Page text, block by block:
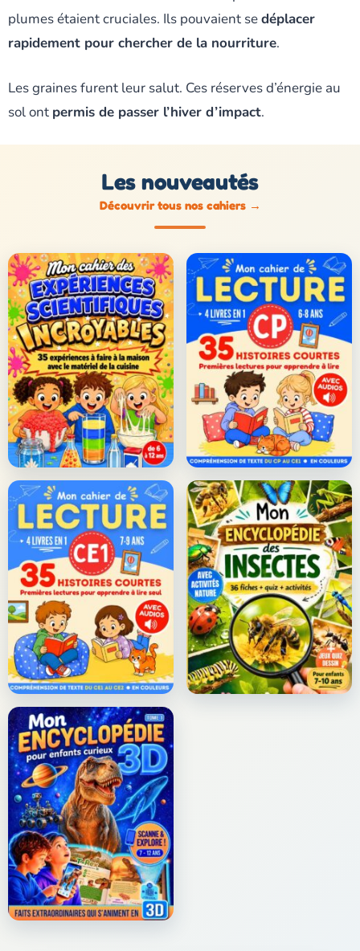
plumes étaient cruciales. Ils pouvaient sedéplacer
rapidement pour chercher de la nourriture.
Les graines furent leur salut. Ces réserves d’énergie au
sol ont permis de passer l’hiver d’impact.
Les nouveautés
Découvrir tous nos cahiers →